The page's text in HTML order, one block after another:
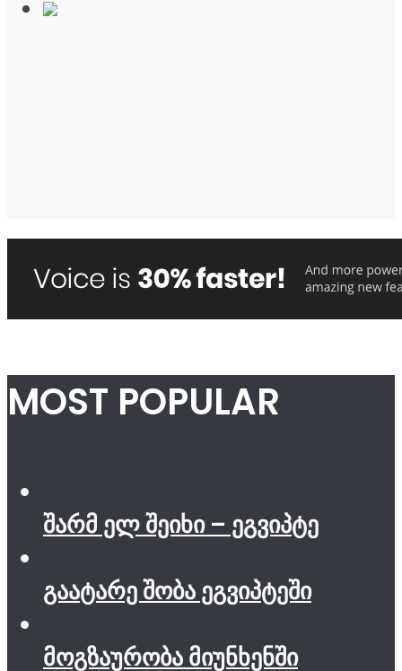
MOST POPULAR
შარმ ელ შეიხი – ეგვიპტე
გაატარე შობა ეგვიპტეში
მოგზაურობა მიუნხენში